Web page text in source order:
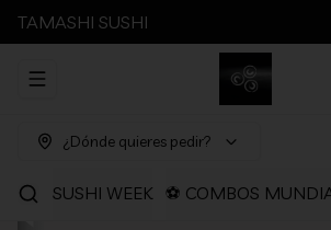
TAMASHI SUSHI
Abrir menu de navegación
¿Dónde quieres pedir?
SUSHI WEEK ⚽ COMBOS